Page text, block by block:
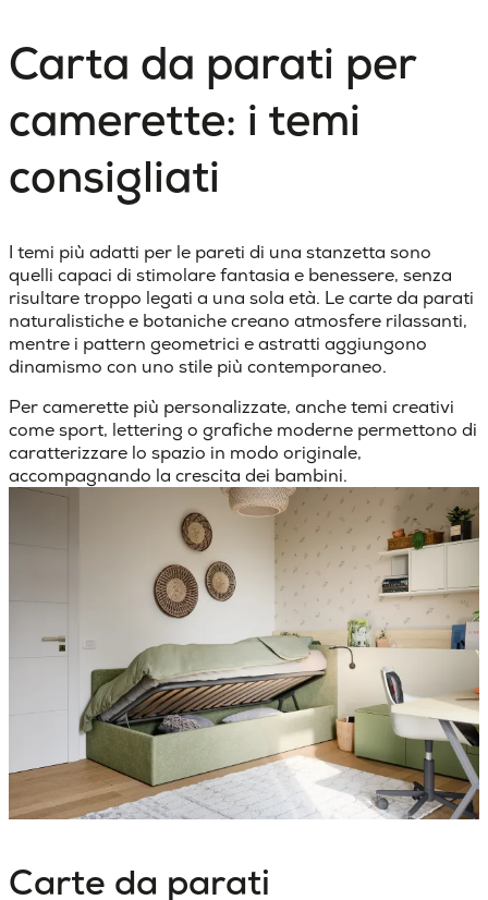
Carta da parati per
camerette: i temi
consigliati
I temi più adatti per le pareti di una stanzetta sono
quelli capaci di stimolare fantasia e benessere, senza
risultare troppo legati a una sola età. Le carte da parati
naturalistiche e botaniche creano atmosfere rilassanti,
mentre i pattern geometrici e astratti aggiungono
dinamismo con uno stile più contemporaneo.
Per camerette più personalizzate, anche temi creativi
come sport, lettering o grafiche moderne permettono di
caratterizzare lo spazio in modo originale,
accompagnando la crescita dei bambini.
Carte da parati